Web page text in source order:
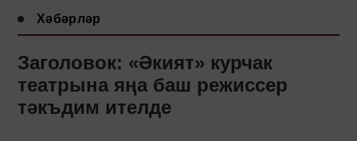
Хәбәрләр
Заголовок: «Әкият» курчак
театрына яңа баш режиссер
тәкъдим ителде